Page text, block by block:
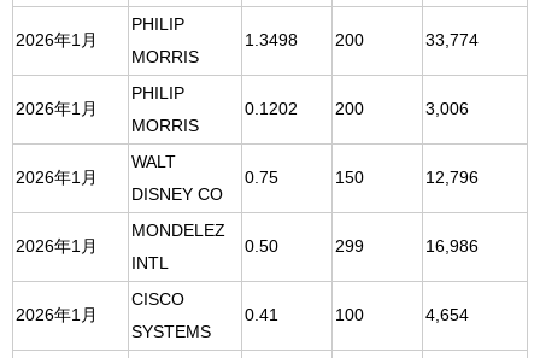
2026年1月
PHILIP
MORRIS
1.3498 200 33,774
2026年1月
PHILIP
MORRIS
0.1202 200 3,006
2026年1月
WALT
DISNEY CO
0.75 150 12,796
2026年1月
MONDELEZ
INTL
0.50 299 16,986
2026年1月
CISCO
SYSTEMS
0.41 100 4,654